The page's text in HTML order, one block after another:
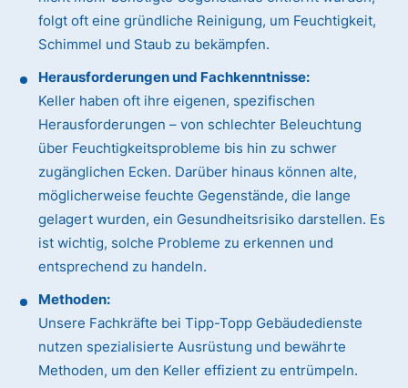
folgt oft eine gründliche Reinigung, um Feuchtigkeit,
Schimmel und Staub zu bekämpfen.
Herausforderungen und Fachkenntnisse:
Keller haben oft ihre eigenen, spezifischen
Herausforderungen – von schlechter Beleuchtung
über Feuchtigkeitsprobleme bis hin zu schwer
zugänglichen Ecken. Darüber hinaus können alte,
möglicherweise feuchte Gegenstände, die lange
gelagert wurden, ein Gesundheitsrisiko darstellen. Es
ist wichtig, solche Probleme zu erkennen und
entsprechend zu handeln.
Methoden:
Unsere Fachkräfte bei Tipp-Topp Gebäudedienste
nutzen spezialisierte Ausrüstung und bewährte
Methoden, um den Keller effizient zu entrümpeln.